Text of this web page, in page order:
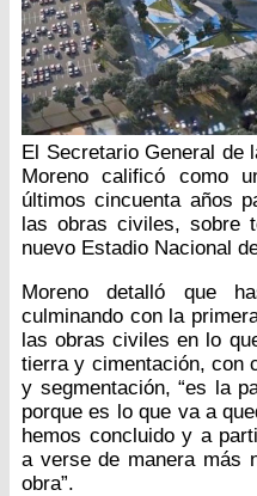
El Secretario General de
Moreno calificó como
últimos cincuenta años
las obras civiles, sobre
nuevo Estadio Nacional
Moreno detalló que
culminando con la
las obras civiles en lo
tierra y cimentación, con
y segmentación, “es la
porque es lo que va a
hemos concluido y a
a verse de manera más
obra”.